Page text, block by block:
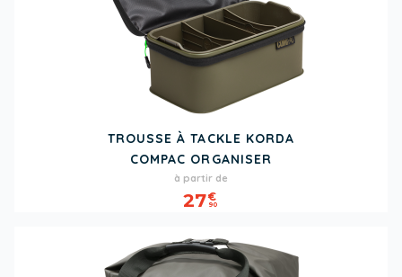
TROUSSE À TACKLE KORDA
COMPAC ORGANISER
Prix
à partir de
27€
90